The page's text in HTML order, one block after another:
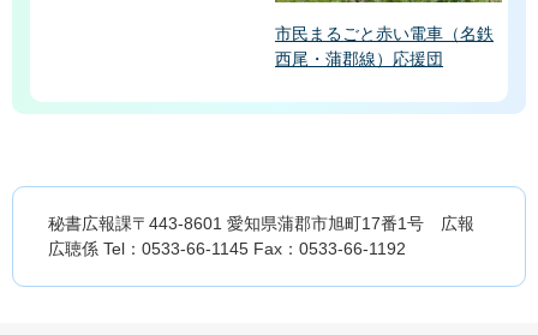
市民まるごと赤い電車（名鉄
西尾・蒲郡線）応援団
秘書広報課〒443-8601 愛知県蒲郡市旭町17番1号 広報
広聴係 Tel：0533-66-1145 Fax：0533-66-1192